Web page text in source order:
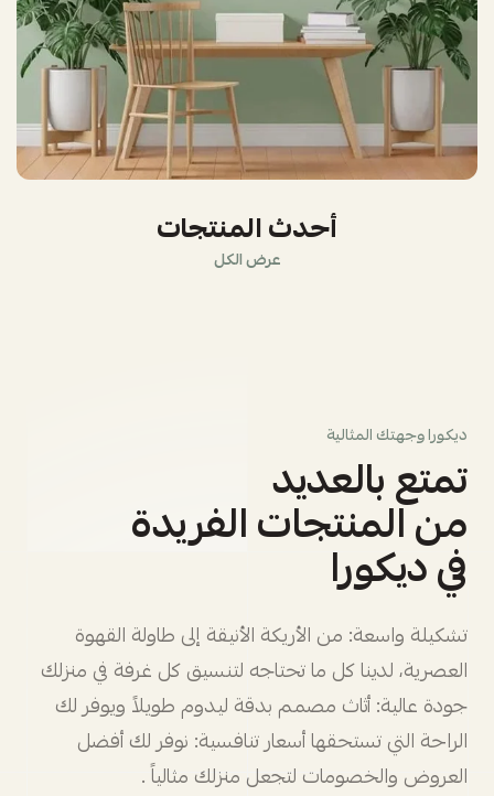
أحدث المنتجات
عرض الكل
ديكورا وجهتك المثالية
تمتع بالعديد
من المنتجات الفريدة
في ديكورا
تشكيلة واسعة: من الأريكة الأنيقة إلى طاولة القهوة
العصرية، لدينا كل ما تحتاجه لتنسيق كل غرفة في منزلك
جودة عالية: أثاث مصمم بدقة ليدوم طويلاً ويوفر لك
الراحة التي تستحقها أسعار تنافسية: نوفر لك أفضل
العروض والخصومات لتجعل منزلك مثالياً .